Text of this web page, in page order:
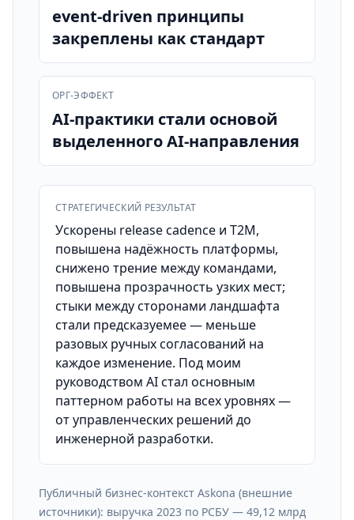
event-driven принципы
закреплены как стандарт
ОРГ-ЭФФЕКТ
AI-практики стали основой
выделенного AI-направления
СТРАТЕГИЧЕСКИЙ РЕЗУЛЬТАТ
Ускорены release cadence и T2M,
повышена надёжность платформы,
снижено трение между командами,
повышена прозрачность узких мест;
стыки между сторонами ландшафта
стали предсказуемее — меньше
разовых ручных согласований на
каждое изменение. Под моим
руководством AI стал основным
паттерном работы на всех уровнях —
от управленческих решений до
инженерной разработки.
Публичный бизнес-контекст Askona (внешние
источники): выручка 2023 по РСБУ — 49,12 млрд